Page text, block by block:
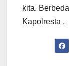
kita.
Kapolresta .